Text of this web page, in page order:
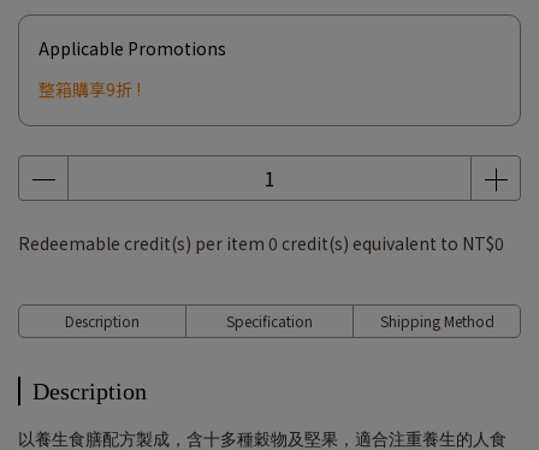
Applicable Promotions
整箱購享9折 !
Redeemable credit(s) per item 0 credit(s) equivalent to NT$0
Description Specification Shipping Method
Description
以養生食膳配方製成，含十多種穀物及堅果，適合注重養生的人食